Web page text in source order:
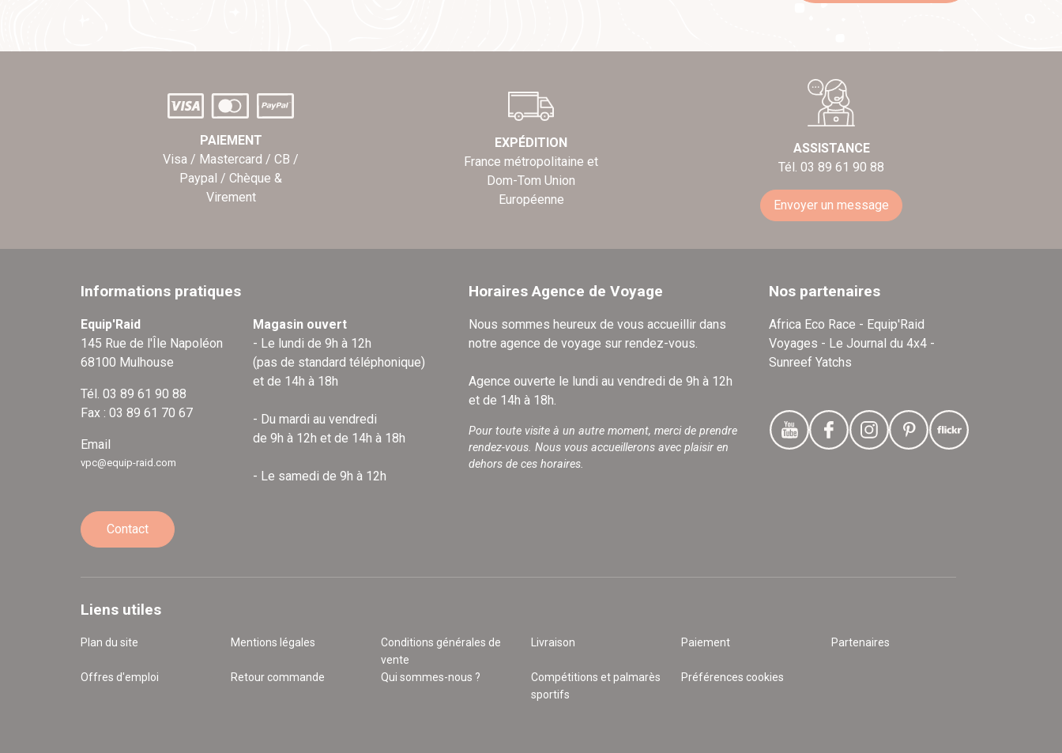
PAIEMENT
Visa / Mastercard / CB /
Paypal / Chèque &
Virement
EXPÉDITION
France métropolitaine et
Dom-Tom Union
Européenne
ASSISTANCE
Tél. 03 89 61 90 88
Envoyer un message
Informations pratiques
Equip'Raid
145 Rue de l'Île Napoléon
68100 Mulhouse
Tél. 03 89 61 90 88
Fax : 03 89 61 70 67
Email
vpc@equip-raid.com
Magasin ouvert
- Le lundi de 9h à 12h
(pas de standard téléphonique)
et de 14h à 18h
- Du mardi au vendredi
de 9h à 12h et de 14h à 18h
- Le samedi de 9h à 12h
Contact
Horaires Agence de Voyage
Nous sommes heureux de vous accueillir dans
notre agence de voyage sur rendez-vous.
Agence ouverte le lundi au vendredi de 9h à 12h
et de 14h à 18h.
Pour toute visite à un autre moment, merci de prendre
rendez-vous. Nous vous accueillerons avec plaisir en
dehors de ces horaires.
Nos partenaires
Africa Eco Race - Equip'Raid
Voyages - Le Journal du 4x4 -
Sunreef Yatchs
Liens utiles
Plan du site Mentions légales
Conditions générales de
vente
Livraison Paiement Partenaires
Offres d'emploi Retour commande Qui sommes-nous ?
Compétitions et palmarès
sportifs
Préférences cookies